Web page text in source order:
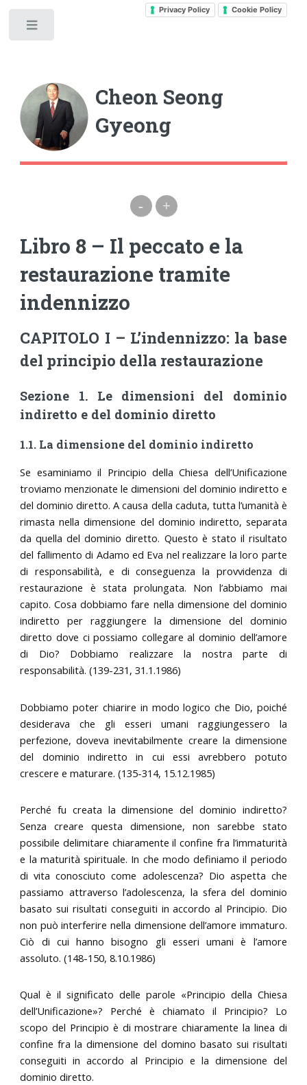
Privacy Policy Cookie Policy
Cheon Seong
Gyeong
- +
Libro 8 – Il peccato e la
restaurazione tramite
indennizzo
CAPITOLO I – L’indennizzo: la base
del principio della restaurazione
Sezione 1. Le dimensioni del dominio
indiretto e del dominio diretto
1.1. La dimensione del dominio indiretto
Se esaminiamo il Principio della Chiesa dell’Unificazione
troviamo menzionate le dimensioni del dominio indiretto e
del dominio diretto. A causa della caduta, tutta l’umanità è
rimasta nella dimensione del dominio indiretto, separata
da quella del dominio diretto. Questo è stato il risultato
del fallimento di Adamo ed Eva nel realizzare la loro parte
di responsabilità, e di conseguenza la provvidenza di
restaurazione è stata prolungata. Non l’abbiamo mai
capito. Cosa dobbiamo fare nella dimensione del dominio
indiretto per raggiungere la dimensione del dominio
diretto dove ci possiamo collegare al dominio dell’amore
di Dio? Dobbiamo realizzare la nostra parte di
responsabilità. (139-231, 31.1.1986)
Dobbiamo poter chiarire in modo logico che Dio, poiché
desiderava che gli esseri umani raggiungessero la
perfezione, doveva inevitabilmente creare la dimensione
del dominio indiretto in cui essi avrebbero potuto
crescere e maturare. (135-314, 15.12.1985)
Perché fu creata la dimensione del dominio indiretto?
Senza creare questa dimensione, non sarebbe stato
possibile delimitare chiaramente il confine fra l’immaturità
e la maturità spirituale. In che modo definiamo il periodo
di vita conosciuto come adolescenza? Dio aspetta che
passiamo attraverso l’adolescenza, la sfera del dominio
basato sui risultati conseguiti in accordo al Principio. Dio
non può interferire nella dimensione dell’amore immaturo.
Ciò di cui hanno bisogno gli esseri umani è l’amore
assoluto. (148-150, 8.10.1986)
Qual è il significato delle parole «Principio della Chiesa
dell’Unificazione»? Perché è chiamato il Principio? Lo
scopo del Principio è di mostrare chiaramente la linea di
confine fra la dimensione del domino basato sui risultati
conseguiti in accordo al Principio e la dimensione del
dominio diretto.